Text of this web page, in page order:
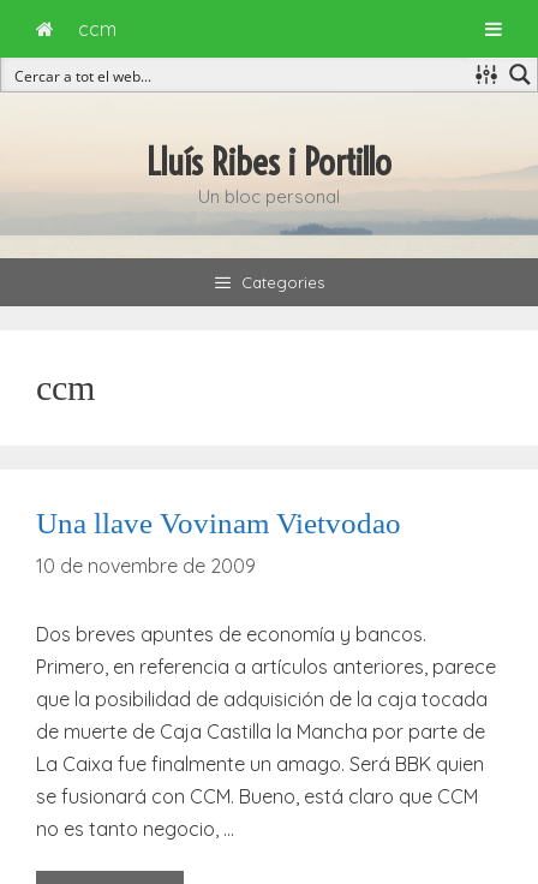
Lluís Ribes i Portillo
Un bloc personal
Categories
ccm
Una llave Vovinam Vietvodao
10 de novembre de 2009
Dos breves apuntes de economía y bancos.
Primero, en referencia a artículos anteriores, parece
que la posibilidad de adquisición de la caja tocada
de muerte de Caja Castilla la Mancha por parte de
La Caixa fue finalmente un amago. Será BBK quien
se fusionará con CCM. Bueno, está claro que CCM
no es tanto negocio, …
ccm